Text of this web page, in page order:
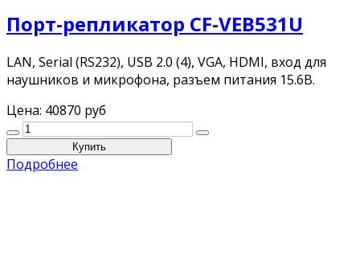
Порт-репликатор CF-VEB531U
LAN, Serial (RS232), USB 2.0 (4), VGA, HDMI, вход для
наушников и микрофона, разъем питания 15.6В.
Цена: 40870 руб
Подробнее